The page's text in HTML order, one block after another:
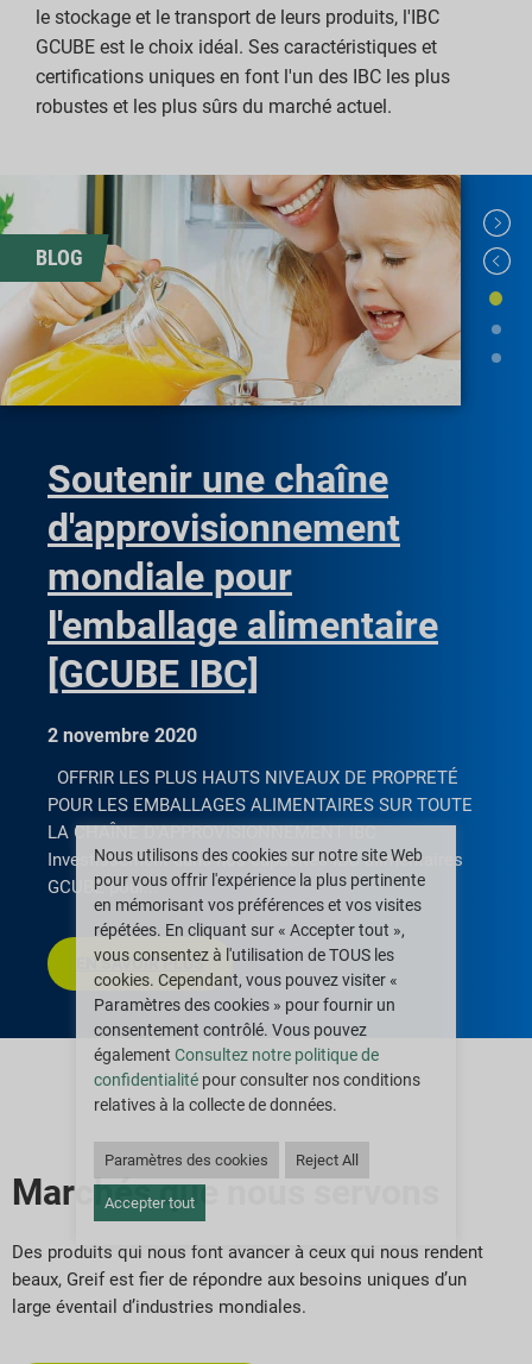
le stockage et le transport de leurs produits, l'IBC
GCUBE est le choix idéal. Ses caractéristiques et
certifications uniques en font l'un des IBC les plus
robustes et les plus sûrs du marché actuel.
BLOG
Soutenir une chaîne
d'approvisionnement
mondiale pour
l'emballage alimentaire
[GCUBE IBC]
2 novembre 2020
OFFRIR LES PLUS HAUTS NIVEAUX DE PROPRETÉ
POUR LES EMBALLAGES ALIMENTAIRES SUR TOUTE
LA CHAÎNE D'APPROVISIONNEMENT IBC
Investissement dans nos capacités IBC alimentaires
GCUBE pour
EN SAVOIR PLUS
Marchés que nous servons
Des produits qui nous font avancer à ceux qui nous rendent
beaux, Greif est fier de répondre aux besoins uniques d’un
large éventail d’industries mondiales.
Nous utilisons des cookies sur notre site Web
pour vous offrir l'expérience la plus pertinente
en mémorisant vos préférences et vos visites
répétées. En cliquant sur « Accepter tout »,
vous consentez à l'utilisation de TOUS les
cookies. Cependant, vous pouvez visiter «
Paramètres des cookies » pour fournir un
consentement contrôlé. Vous pouvez
également Consultez notre politique de
confidentialité pour consulter nos conditions
relatives à la collecte de données.
Paramètres des cookies Reject All
Accepter tout